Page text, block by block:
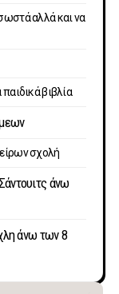
αλλά και να
βιβλία
σχολή
άνω
άνω των 8